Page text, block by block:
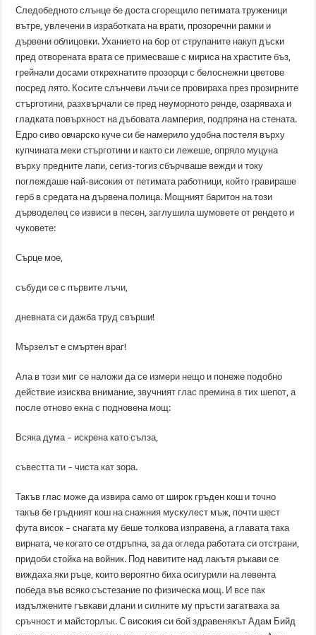
Следобедното слънце бе доста сгорещило петимата труженици
вътре, увлечени в изработката на врати, прозоречни рамки и
дървени облицовки. Уханието на бор от струпаните накуп дъски
пред отворената врата се примесваше с мириса на храстите бъз,
грейнали досами открехнатите прозорци с белоснежни цветове
посред лято. Кoсите слънчеви лъчи се провираха през прозирните
стърготини, разхвърчали се пред неуморното ренде, озаряваха и
гладката повърхност на дъбовата ламперия, подпряна на стената.
Едро сиво овчарско куче си бе намерило удобна постеля върху
купчината меки стърготини и както си лежеше, опряло муцуна
върху предните лапи, сегиз-тогиз сбърчваше вежди и току
поглеждаше най-високия от петимата работници, който гравираше
герб в средата на дървена полица. Мощният баритон на този
дърводелец се извиси в песен, заглушила шумовете от рендето и
чуковете:
Сърце мое,
събуди се с първите лъчи,
дневната си дажба труд свърши!
Мързелът е смъртен враг!
Ала в този миг се наложи да се измери нещо и понеже подобно
действие изисква внимание, звучният глас премина в тих шепот, а
после отново екна с подновена мощ:
Всяка дума – искрена като сълза,
съвестта ти – чиста кат зора.
Такъв глас може да извира само от широк гръден кош и точно
такъв бе гръдният кош на снажния мускулест мъж, почти шест
фута висок – снагата му беше толкова изправена, а главата така
вирната, че когато се отдръпна, за да огледа работата си отстрани,
придоби стойка на войник. Под навитите над лакътя ръкави се
виждаха яки ръце, които вероятно биха осигурили на левента
победа във всяко състезание по физическа мощ. И все пак
издължените гъвкави длани и силните му пръсти загатваха за
сръчност и майсторлък. С високия си бой здравенякът Адам Бийд